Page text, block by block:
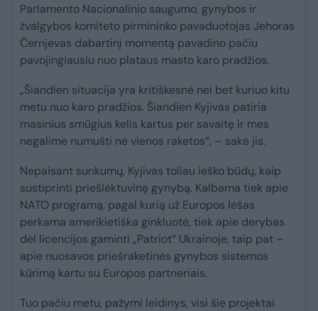
Parlamento Nacionalinio saugumo, gynybos ir
žvalgybos komiteto pirmininko pavaduotojas Jehoras
Černjevas dabartinį momentą pavadino pačiu
pavojingiausiu nuo plataus masto karo pradžios.
„Šiandien situacija yra kritiškesnė nei bet kuriuo kitu
metu nuo karo pradžios. Šiandien Kyjivas patiria
masinius smūgius kelis kartus per savaitę ir mes
negalime numušti nė vienos raketos“, – sakė jis.
Nepaisant sunkumų, Kyjivas toliau ieško būdų, kaip
sustiprinti priešlėktuvinę gynybą. Kalbama tiek apie
NATO programą, pagal kurią už Europos lėšas
perkama amerikietiška ginkluotė, tiek apie derybas
dėl licencijos gaminti „Patriot“ Ukrainoje, taip pat –
apie nuosavos priešraketinės gynybos sistemos
kūrimą kartu su Europos partneriais.
Tuo pačiu metu, pažymi leidinys, visi šie projektai